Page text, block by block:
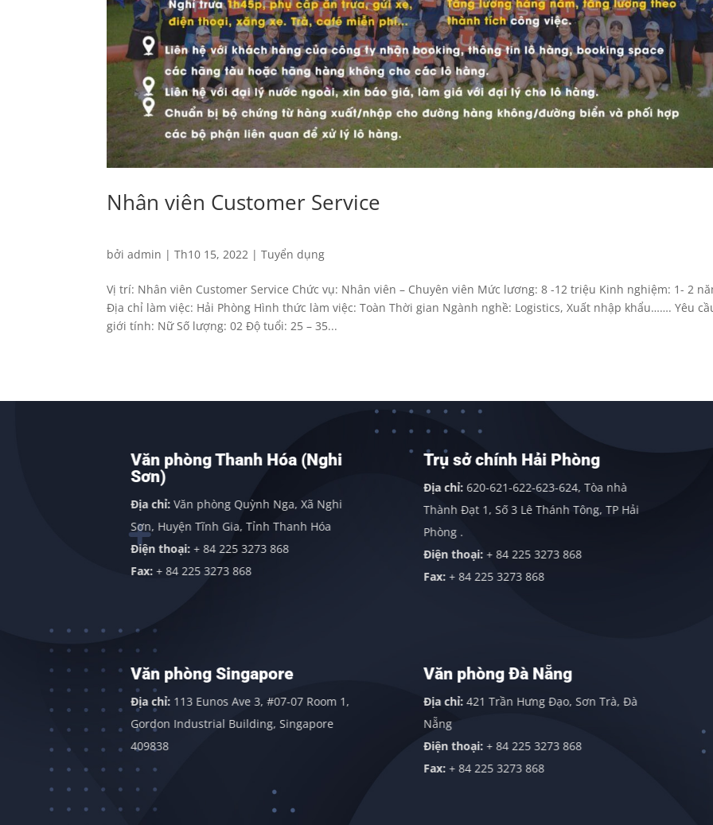
Nhân viên Customer Service
bởiadmin |Th10 15, 2022 |Tuyển dụng
Vị trí: Nhân viên Customer Service Chức vụ: Nhân viên – Chuyên viên Mức lương: 8 -12 triệu Kinh nghiệm: 1- 2
Địa chỉ làm việc: Hải Phòng Hình thức làm việc: Toàn Thời gian Ngành nghề: Logistics, Xuất nhập khẩu……. Yêu
giới tính: Nữ Số lượng: 02 Độ tuổi: 25 – 35...
Văn phòng Thanh Hóa (Nghi
Sơn)
Địa chỉ:Văn phòng Quỳnh Nga, Xã Nghi
Sơn, Huyện Tĩnh Gia, Tỉnh Thanh Hóa
Điện thoại:+ 84 225 3273 868
Fax:+ 84 225 3273 868
Trụ sở chính Hải Phòng
Địa chỉ:620-621-622-623-624, Tòa nhà
Thành Đạt 1, Số 3 Lê Thánh Tông, TP Hải
Phòng .
Điện thoại:+ 84 225 3273 868
Fax:+ 84 225 3273 868
Văn phòng Singapore
Địa chỉ:113 Eunos Ave 3, #07-07 Room 1,
Gordon Industrial Building, Singapore
409838
Văn phòng Đà Nẵng
Địa chỉ:421 Trần Hưng Đạo, Sơn Trà, Đà
Nẵng
Điện thoại:+ 84 225 3273 868
Fax:+ 84 225 3273 868